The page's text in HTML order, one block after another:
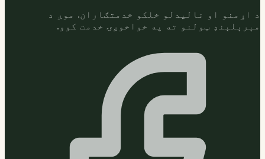
د اړمنو او نالیدلو خلکو خدمتګاران. موږ د
مېرېلېنډ ټولنو ته په خواخوږۍ خدمت کوو.